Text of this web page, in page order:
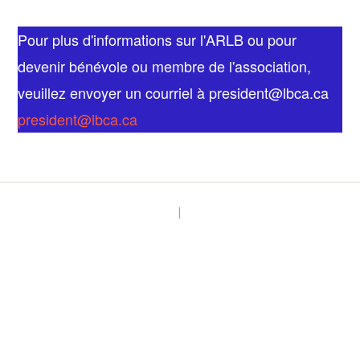
Pour plus d'informations sur l'ARLB ou pour
devenir bénévole ou membre de l'association,
veuillez envoyer un courriel à president@lbca.ca
president@lbca.ca
|